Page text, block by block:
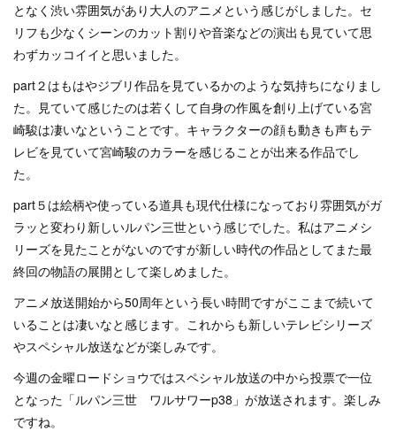
となく渋い雰囲気があり大人のアニメという感じがしました。セ
リフも少なくシーンのカット割りや音楽などの演出も見ていて思
わずカッコイイと思いました。
part２はもはやジブリ作品を見ているかのような気持ちになりまし
た。見ていて感じたのは若くして自身の作風を創り上げている宮
崎駿は凄いなということです。キャラクターの顔も動きも声もテ
レビを見ていて宮崎駿のカラーを感じることが出来る作品でし
た。
part５は絵柄や使っている道具も現代仕様になっており雰囲気がガ
ラッと変わり新しいルパン三世という感じでした。私はアニメシ
リーズを見たことがないのですが新しい時代の作品としてまた最
終回の物語の展開として楽しめました。
アニメ放送開始から50周年という長い時間ですがここまで続いて
いることは凄いなと感じます。これからも新しいテレビシリーズ
やスペシャル放送などが楽しみです。
今週の金曜ロードショウではスペシャル放送の中から投票で一位
となった「ルパン三世 ワルサワーp38」が放送されます。楽しみ
ですね。